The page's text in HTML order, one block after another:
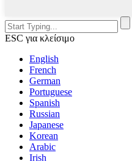
ESC για κλείσιμο
English
French
German
Portuguese
Spanish
Russian
Japanese
Korean
Arabic
Irish